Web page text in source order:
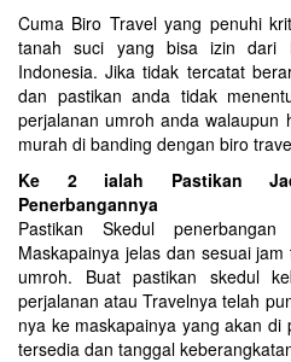
Cuma Biro Travel yang penuhi
tanah suci yang bisa izin dari
Indonesia. Jika tidak tercatat
dan pastikan anda tidak
perjalanan umroh anda walaupun
murah di banding dengan biro
Ke 2 ialah Pastikan
Penerbangannya
Pastikan Skedul
Maskapainya jelas dan sesuai
umroh. Buat pastikan skedul
perjalanan atau Travelnya telah
nya ke maskapainya yang akan
tersedia dan tanggal